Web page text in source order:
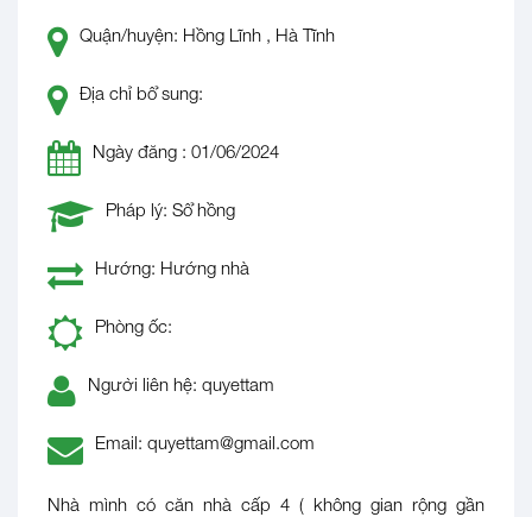
Quận/huyện: Hồng Lĩnh , Hà Tĩnh
Địa chỉ bổ sung:
Ngày đăng : 01/06/2024
Pháp lý: Sổ hồng
Hướng: Hướng nhà
Phòng ốc:
Người liên hệ: quyettam
Email: quyettam@gmail.com
Nhà mình có căn nhà cấp 4 ( không gian rộng gần